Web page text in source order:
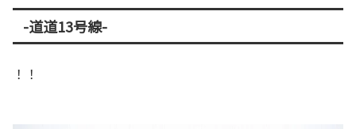
-道道13号線-
！！